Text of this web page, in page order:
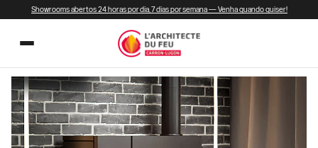
Showrooms abertos 24 horas por dia, 7 dias por semana — Venha quando quiser!